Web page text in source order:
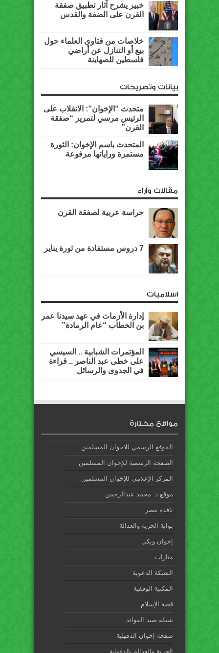
خبير يشرح آثار تطبيق صفقة
القرن على الضفة والقدس
خلاصات من فتاوى العلماء حول
بيع أو التنازل عن أراضي
فلسطين للصهاينة
بيانات وتصريحات
متحدث “الإخوان”: الانقلاب على
الرئيس مرسي لتمرير “صفقة
القرن”
المتحدث باسم الإخوان: الثورة
مستمرة وراياتها مرفوعة
مقالات وآراء
حراسة عربية لصفقة القرن
7 دروس مستفادة من ثورة يناير
اسلاميات
إدارة الأزمات في عهد سيدنا عمر
بن الخطاب “عام الرمادة”
المؤتمرات الشبابية .. السيسي
على خطى عبد الناصر .. قراءة
في الجدوى والرسائل
مواقع مختارة
الموقع الرسمي للاخوان المسلمين
الصفحة الرسمية للإخوان المسلمين
المركز الإعلامي للإخوان المسلمين
موقع د. محمد عبدالرحمن
نافذة مصر
بوابة الحرية والعدالة
إخوان ويكي
منارات
الشبكة الدعوية
المكتبة الوقفية
قصة الإسلام
شبكة صيد الفوائد
صفحة إخوان الدقهلية
الحرية والعدالة بالدقهلية